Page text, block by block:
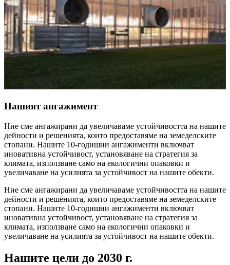
Нашият ангажимент
Ние сме ангажирани да увеличаваме устойчивостта на нашите
дейности и решенията, които предоставяме на земеделските
стопани. Нашите 10-годишни ангажименти включват
иновативна устойчивост, установяване на стратегия за
климата, използване само на екологични опаковки и
увеличаване на усилията за устойчивост на нашите обекти.
Ние сме ангажирани да увеличаваме устойчивостта на нашите
дейности и решенията, които предоставяме на земеделските
стопани. Нашите 10-годишни ангажименти включват
иновативна устойчивост, установяване на стратегия за
климата, използване само на екологични опаковки и
увеличаване на усилията за устойчивост на нашите обекти.
Нашите цели до 2030 г.